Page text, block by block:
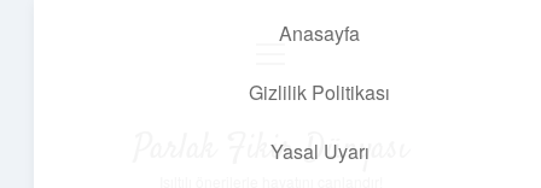
Anasayfa
Gizlilik Politikası
Yasal Uyarı
Parlak Fikir Dünyası